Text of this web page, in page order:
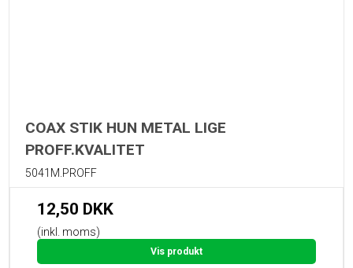
COAX STIK HUN METAL LIGE
PROFF.KVALITET
5041M.PROFF
12,50 DKK
(inkl. moms)
Vis produkt